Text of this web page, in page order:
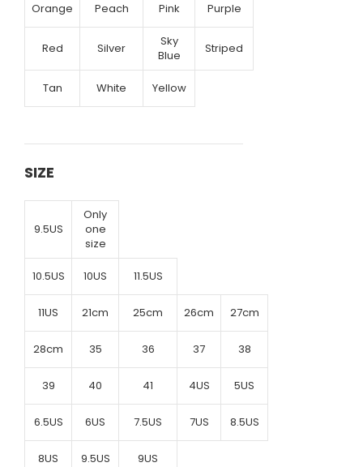
Orange Peach Pink Purple
Red Silver
Sky
Blue
Striped
Tan White Yellow
SIZE
9.5US
Only
one
size
10.5US 10US 11.5US
11US 21cm 25cm 26cm 27cm
28cm 35 36 37 38
39 40 41 4US 5US
6.5US 6US 7.5US 7US 8.5US
8US 9.5US 9US